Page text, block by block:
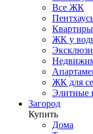
Все ЖК
Квартиры
ЖК у
ЖК для
Элитные
Загород
Купить
Дома